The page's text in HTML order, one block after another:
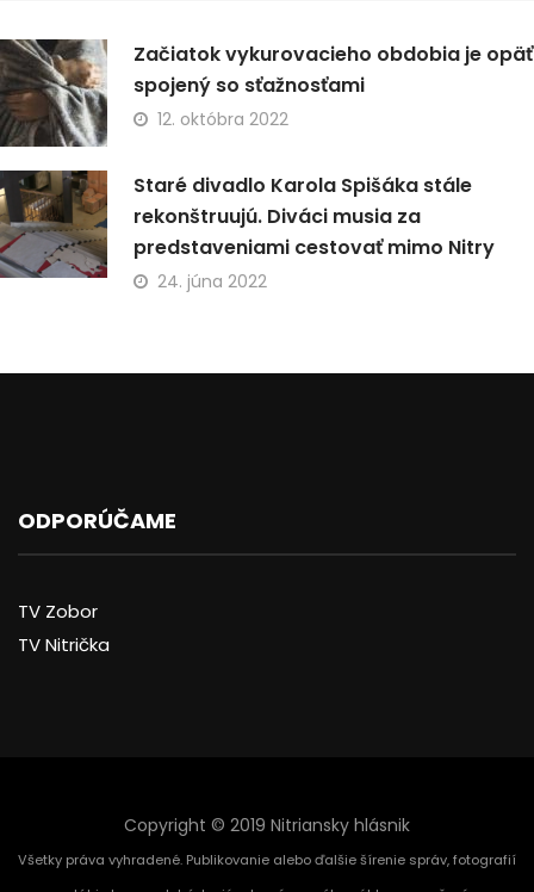
Začiatok vykurovacieho obdobia je opäť
spojený so sťažnosťami
12. októbra 2022
Staré divadlo Karola Spišáka stále
rekonštruujú. Diváci musia za
predstaveniami cestovať mimo Nitry
24. júna 2022
ODPORÚČAME
TV Zobor
TV Nitrička
Copyright © 2019 Nitriansky hlásnik
Všetky práva vyhradené. Publikovanie alebo ďalšie šírenie správ, fotografií